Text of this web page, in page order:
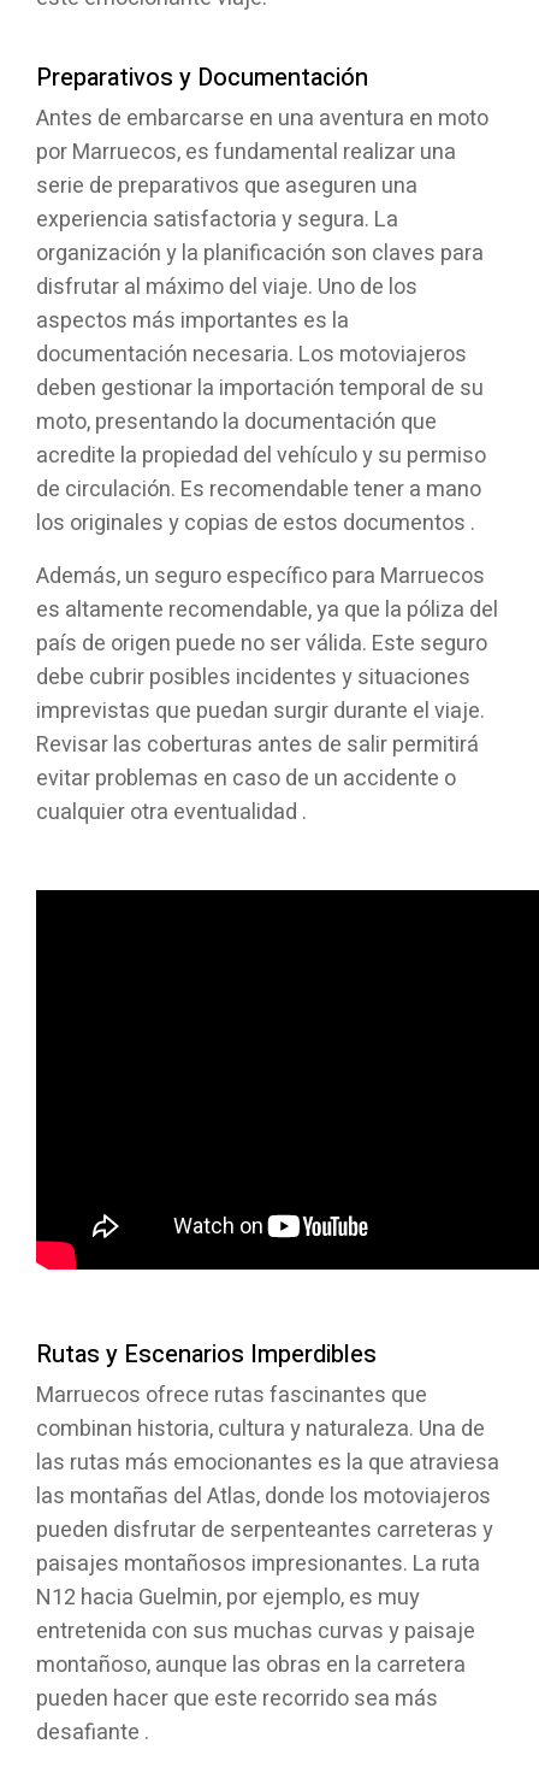
Preparativos y Documentación
Antes de embarcarse en una aventura en moto
por Marruecos, es fundamental realizar una
serie de preparativos que aseguren una
experiencia satisfactoria y segura. La
organización y la planificación son claves para
disfrutar al máximo del viaje. Uno de los
aspectos más importantes es la
documentación necesaria. Los motoviajeros
deben gestionar la importación temporal de su
moto, presentando la documentación que
acredite la propiedad del vehículo y su permiso
de circulación. Es recomendable tener a mano
los originales y copias de estos documentos .
Además, un seguro específico para Marruecos
es altamente recomendable, ya que la póliza del
país de origen puede no ser válida. Este seguro
debe cubrir posibles incidentes y situaciones
imprevistas que puedan surgir durante el viaje.
Revisar las coberturas antes de salir permitirá
evitar problemas en caso de un accidente o
cualquier otra eventualidad .
Rutas y Escenarios Imperdibles
Marruecos ofrece rutas fascinantes que
combinan historia, cultura y naturaleza. Una de
las rutas más emocionantes es la que atraviesa
las montañas del Atlas, donde los motoviajeros
pueden disfrutar de serpenteantes carreteras y
paisajes montañosos impresionantes. La ruta
N12 hacia Guelmin, por ejemplo, es muy
entretenida con sus muchas curvas y paisaje
montañoso, aunque las obras en la carretera
pueden hacer que este recorrido sea más
desafiante .